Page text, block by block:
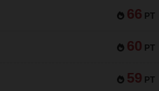
66 PT
60 PT
59 PT